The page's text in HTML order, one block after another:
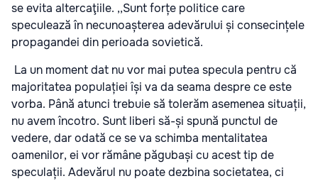
se evita altercaţiile. ,,Sunt forțe politice care
speculează în necunoașterea adevărului și consecințele
propagandei din perioada sovietică.
La un moment dat nu vor mai putea specula pentru că
majoritatea populației își va da seama despre ce este
vorba. Până atunci trebuie să tolerăm asemenea situații,
nu avem încotro. Sunt liberi să-și spună punctul de
vedere, dar odată ce se va schimba mentalitatea
oamenilor, ei vor rămâne păgubași cu acest tip de
speculații. Adevărul nu poate dezbina societatea, ci